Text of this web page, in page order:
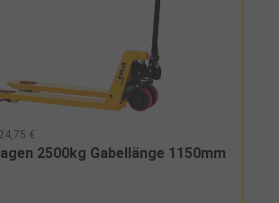
€
2500kg Gabellänge 1150mm